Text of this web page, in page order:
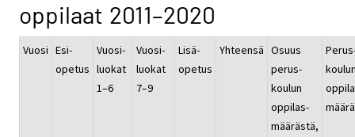
oppilaat 2011–2020
Vuosi Esi-
opetus
Vuosi-
luokat
1–6
Vuosi-
luokat
7–9
Lisä-
opetus
Yhteensä Osuus
perus-
koulun
oppilas-
määrästä,
määrä